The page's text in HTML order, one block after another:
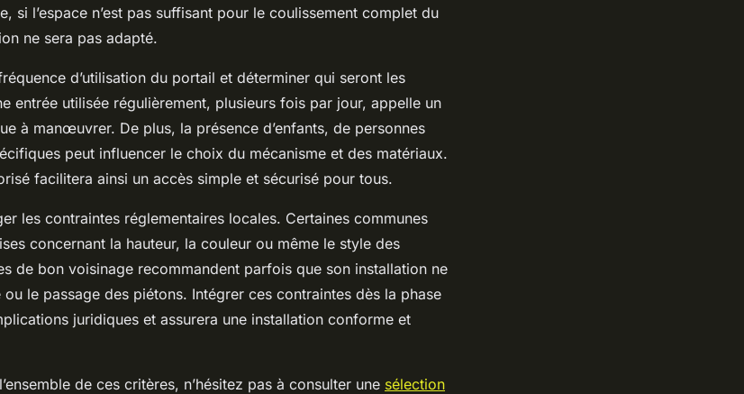
si l’espace n’est pas suffisant pour le coulissement complet du
ne sera pas adapté.
d’utilisation du portail et déterminer qui seront les
entrée utilisée régulièrement, plusieurs fois par jour, appelle un
à manœuvrer. De plus, la présence d’enfants, de personnes
peut influencer le choix du mécanisme et des matériaux.
facilitera ainsi un accès simple et sécurisé pour tous.
les contraintes réglementaires locales. Certaines communes
concernant la hauteur, la couleur ou même le style des
de bon voisinage recommandent parfois que son installation ne
le passage des piétons. Intégrer ces contraintes dès la phase
juridiques et assurera une installation conforme et
de ces critères, n’hésitez pas à consulter une sélection